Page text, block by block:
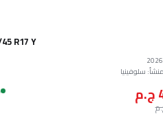
R17 Y
سلوفينيا